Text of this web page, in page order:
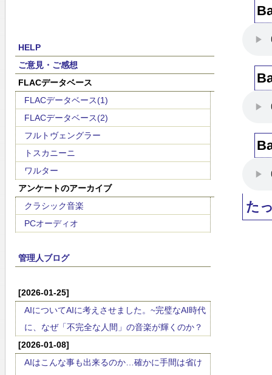
HELP
ご意見・ご感想
FLACデータベース
FLACデータベース(1)
FLACデータベース(2)
フルトヴェングラー
トスカニーニ
ワルター
アンケートのアーカイブ
クラシック音楽
PCオーディオ
管理人ブログ
[2026-01-25]
AIについてAIに考えさせました。~完璧なAI時代
に、なぜ「不完全な人間」の音楽が輝くのか？
[2026-01-08]
AIはこんな事も出来るのか…確かに手間は省け
た